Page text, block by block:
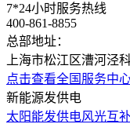
7*24小时服务热线
400-861-8855
总部地址：
上海市松江区漕河泾
点击查看全国服务中
新能源发供电
太阳能发供电风光互